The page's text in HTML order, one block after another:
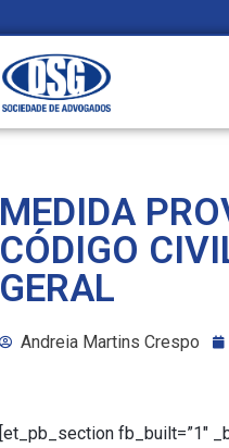
MEDIDA
CÓDIGO
GERAL
Andreia Martins Crespo
[et_pb_section fb_built=”1″